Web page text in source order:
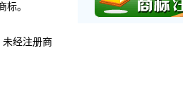
。
未经注册商